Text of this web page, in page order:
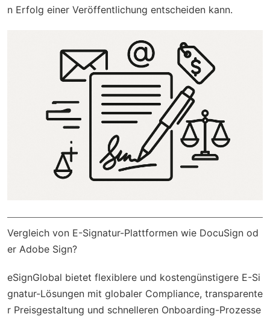
n Erfolg einer Veröffentlichung entscheiden kann.
Vergleich von E-Signatur-Plattformen wie DocuSign od
er Adobe Sign?
eSignGlobal bietet flexiblere und kostengünstigere E-Si
gnatur-Lösungen mit globaler Compliance, transparente
r Preisgestaltung und schnelleren Onboarding-Prozesse